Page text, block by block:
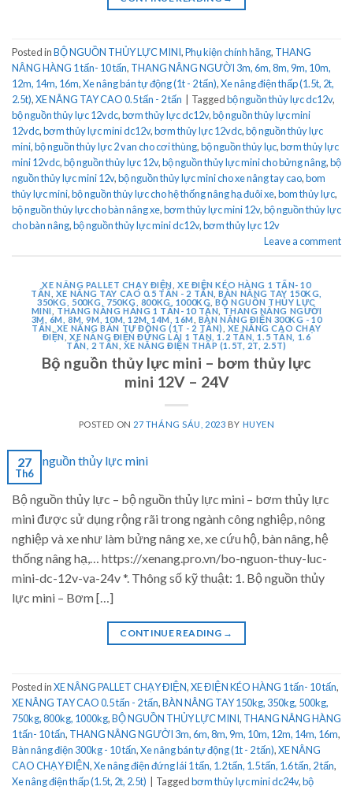
Posted inBỘ NGUỒN THỦY LỰC MINI,Phụ kiện chính hãng, THANG
NÂNG HÀNG 1 tấn- 10 tấn, THANG NÂNG NGƯỜI 3m, 6m, 8m, 9m, 10m,
12m, 14m, 16m,Xe nâng bán tự động (1t - 2 tấn),Xe nâng điện thấp (1.5t, 2t,
2.5t),XE NÂNG TAY CAO 0.5 tấn - 2 tấn Taggedbộ nguồn thủy lực dc12v,
bộ nguồn thủy lực 12vdc,bơm thủy lực dc12v,bộ nguồn thủy lực mini
12vdc,bơm thủy lực mini dc12v,bơm thủy lực 12vdc,bộ nguồn thủy lực
mini,bộ nguồn thủy lực 2 van cho cơi thùng,bộ nguồn thủy lục,bơm thủy lực
mini 12vdc,bộ nguồn thủy lực 12v,bộ nguồn thủy lực mini cho bửng nâng,bộ
nguồn thủy lực mini 12v,bộ nguồn thủy lực mini cho xe nâng tay cao,bom
thủy lực mini,bộ nguồn thủy lực cho hệ thống nâng hạ đuôi xe,bom thủy lực,
bộ nguồn thủy lực cho bàn nâng xe,bơm thủy lực mini 12v,bộ nguồn thủy lực
cho bàn nâng,bộ nguồn thủy lực mini dc12v,bơm thủy lực 12v
Leave a comment
XE NÂNG PALLET CHẠY ĐIỆN
XE ĐIỆN KÉO HÀNG 1 TẤN- 10
TẤN
XE NÂNG TAY CAO 0.5 TẤN - 2 TẤN ,BÀN NÂNG TAY 150KG,
350KG, 500KG, 750KG, 800KG, 1000KG ,BỘ NGUỒN THỦY LỰC
MINI
THANG NÂNG HÀNG 1 TẤN- 10 TẤN
THANG NÂNG NGƯỜI
3M, 6M, 8M, 9M, 10M, 12M, 14M, 16M
BÀN NÂNG ĐIỆN 300KG - 10
TẤN
XE NÂNG BÁN TỰ ĐỘNG (1T - 2 TẤN)
XE NÂNG CAO CHẠY
ĐIỆN
,XE NÂNG ĐIỆN ĐỨNG LÁI 1 TẤN, 1.2 TẤN, 1.5 TẤN, 1.6
TẤN, 2 TẤN
XE NÂNG ĐIỆN THẤP (1.5T, 2T, 2.5T)
Bộ nguồn thủy lực mini – bơm thủy lực
mini 12V – 24V
POSTED ON 27 THÁNG SÁU, 2023 BY HUYEN
27
Th6
Bộ nguồn thủy lực – bộ nguồn thủy lực mini – bơm thủy lực
mini được sử dụng rộng rãi trong ngành công nghiệp, nông
nghiệp và xe như làm bửng nâng xe, xe cứu hộ, bàn nâng, hệ
thống nâng hạ,… https://xenang.pro.vn/bo-nguon-thuy-luc-
mini-dc-12v-va-24v *. Thông số kỹ thuật: 1. Bộ nguồn thủy
lực mini – Bơm […]
CONTINUE READING →
Posted inXE NÂNG PALLET CHẠY ĐIỆN,XE ĐIỆN KÉO HÀNG 1 tấn- 10 tấn,
XE NÂNG TAY CAO 0.5 tấn - 2 tấn,BÀN NÂNG TAY 150kg, 350kg, 500kg,
750kg, 800kg, 1000kg,BỘ NGUỒN THỦY LỰC MINI, THANG NÂNG HÀNG
1 tấn- 10 tấn, THANG NÂNG NGƯỜI 3m, 6m, 8m, 9m, 10m, 12m, 14m, 16m,
Bàn nâng điện 300kg - 10 tấn,Xe nâng bán tự động (1t - 2 tấn),XE NÂNG
CAO CHẠY ĐIỆN,Xe nâng điện đứng lái 1 tấn, 1.2 tấn, 1.5 tấn, 1.6 tấn, 2 tấn,
Xe nâng điện thấp (1.5t, 2t, 2.5t)
Taggedbơm thủy lực mini dc24v,bộ